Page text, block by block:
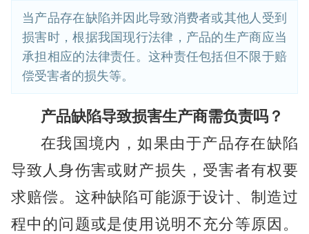
当产品存在缺陷并因此导致消费者或其他人受到
损害时，根据我国现行法律，产品的生产商应当
承担相应的法律责任。这种责任包括但不限于赔
偿受害者的损失等。
产品缺陷导致损害生产商需负责吗？
在我国境内，如果由于产品存在缺陷
导致人身伤害或财产损失，受害者有权要
求赔偿。这种缺陷可能源于设计、制造过
程中的问题或是使用说明不充分等原因。